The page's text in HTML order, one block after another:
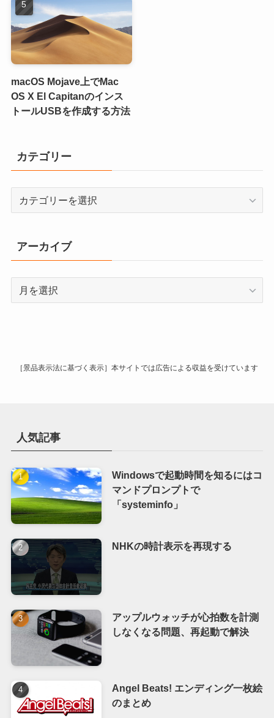
macOS Mojave上でMac
OS X El Capitanのインス
トールUSBを作成する方法
カテゴリー
リ
ー
アーカイブ
［景品表示法に基づく表示］本サイトでは広告による収益を受けています
人気記事
Windowsで起動時間を知るにはコ
マンドプロンプトで
「systeminfo」
NHKの時計表示を再現する
アップルウォッチが心拍数を計測
しなくなる問題、再起動で解決
Angel Beats! エンディング一枚絵
のまとめ